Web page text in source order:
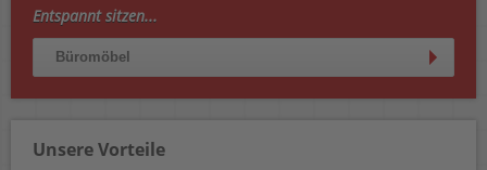
Entspannt sitzen...
Büromöbel
Unsere Vorteile